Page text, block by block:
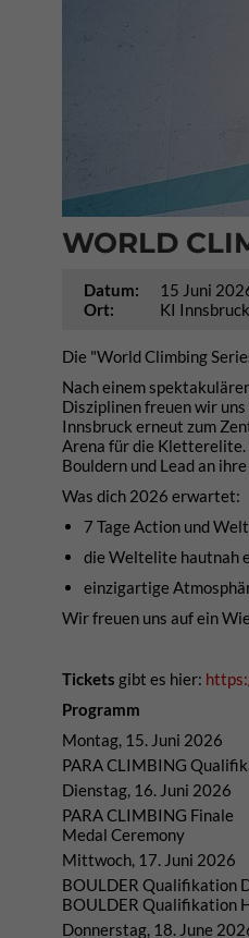
WORLD
Datum: 15 Juni
Ort:
KI Innsbruck
Die "World Climbing
Nach einem
Disziplinen freuen wir
Innsbruck erneut zum
Arena für die Kletterelite.
Bouldern und Lead an
Was dich 2026 erwartet:
7 Tage Action und
die Weltelite hautnah
einzigartige
Wir freuen uns auf ein
Tickets gibt es hier:
Programm
Montag, 15. Juni 2026
PARA
Dienstag, 16. Juni 2026
PARA CLIMBING Finale
Medal
Mittwoch, 17. Juni 2026
BOULDER
BOULDER
Donnerstag, 18. June